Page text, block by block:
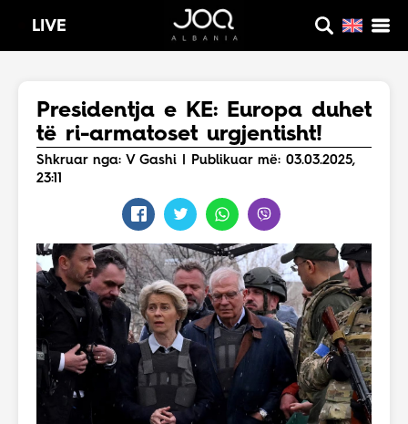
LIVE
Presidentja e KE: Europa duhet
të ri-armatoset urgjentisht!
Shkruar nga: V Gashi | Publikuar më: 03.03.2025,
23:11